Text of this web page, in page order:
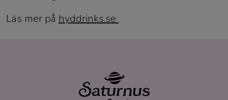
Läs mer på hyddrinks.se